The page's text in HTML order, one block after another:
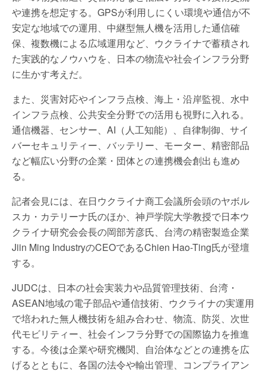
や連携を想定する。GPSが利用しにくい環境や通信が不
安定な地域での運用、中継型無人機を活用した通信確
保、複数機による広域運用など、ウクライナで蓄積され
た実践的なノウハウを、日本の物流や社会インフラ分野
に生かす考えだ。
また、災害対応やインフラ点検、海上・沿岸監視、水中
インフラ点検、公共安全分野での活用も視野に入れる。
通信機器、センサー、AI（人工知能）、自律制御、サイ
バーセキュリティー、バッテリー、モーター、精密部品
など幅広い分野の企業・団体との連携機会創出も進め
る。
記者会見には、在日ウクライナ商工会議所会頭のヤボル
スカ・カテリーナ氏のほか、神戸学院大学教授で日本ウ
クライナ研究会会長の岡部芳彦氏、台湾の精密製造企業
Jiin Ming IndustryのCEOであるChien Hao-Ting氏が登壇
する。
JUDCは、日本の社会実装力や品質管理技術、台湾・
ASEAN地域の電子部品や通信技術、ウクライナの実運用
で培われた無人機技術を組み合わせ、物流、防災、次世
代モビリティー、社会インフラ分野での国際協力を推進
する。今後は企業や研究機関、自治体などとの連携を広
げるとともに、各国の法令や輸出管理、コンプライアン